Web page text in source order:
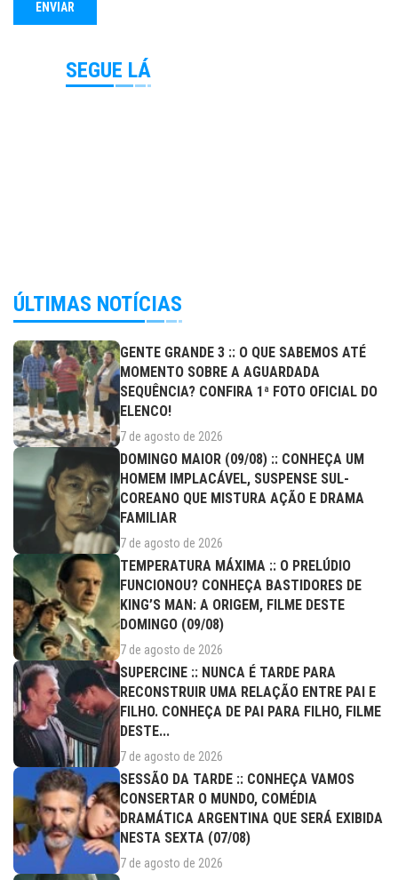
SEGUE LÁ
ÚLTIMAS NOTÍCIAS
GENTE GRANDE 3 :: O QUE SABEMOS ATÉ
MOMENTO SOBRE A AGUARDADA
SEQUÊNCIA? CONFIRA 1ª FOTO OFICIAL DO
ELENCO!
7 de agosto de 2026
DOMINGO MAIOR (09/08) :: CONHEÇA UM
HOMEM IMPLACÁVEL, SUSPENSE SUL-
COREANO QUE MISTURA AÇÃO E DRAMA
FAMILIAR
7 de agosto de 2026
TEMPERATURA MÁXIMA :: O PRELÚDIO
FUNCIONOU? CONHEÇA BASTIDORES DE
KING’S MAN: A ORIGEM, FILME DESTE
DOMINGO (09/08)
7 de agosto de 2026
SUPERCINE :: NUNCA É TARDE PARA
RECONSTRUIR UMA RELAÇÃO ENTRE PAI E
FILHO. CONHEÇA DE PAI PARA FILHO, FILME
DESTE...
7 de agosto de 2026
SESSÃO DA TARDE :: CONHEÇA VAMOS
CONSERTAR O MUNDO, COMÉDIA
DRAMÁTICA ARGENTINA QUE SERÁ EXIBIDA
NESTA SEXTA (07/08)
7 de agosto de 2026